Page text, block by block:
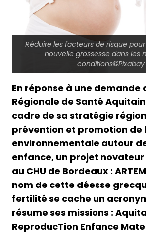
Réduire les facteurs de risque
nouvelle grossesse dans les
conditions©Pixabay
En réponse à une demande
Régionale de Santé
cadre de sa stratégie
prévention et promotion de
environnementale autour
enfance, un projet
au CHU de Bordeaux :
nom de cette déesse
fertilité se cache un
résume ses missions :
ReproducTion Enfance